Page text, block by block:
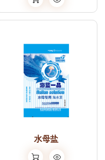
水母盐